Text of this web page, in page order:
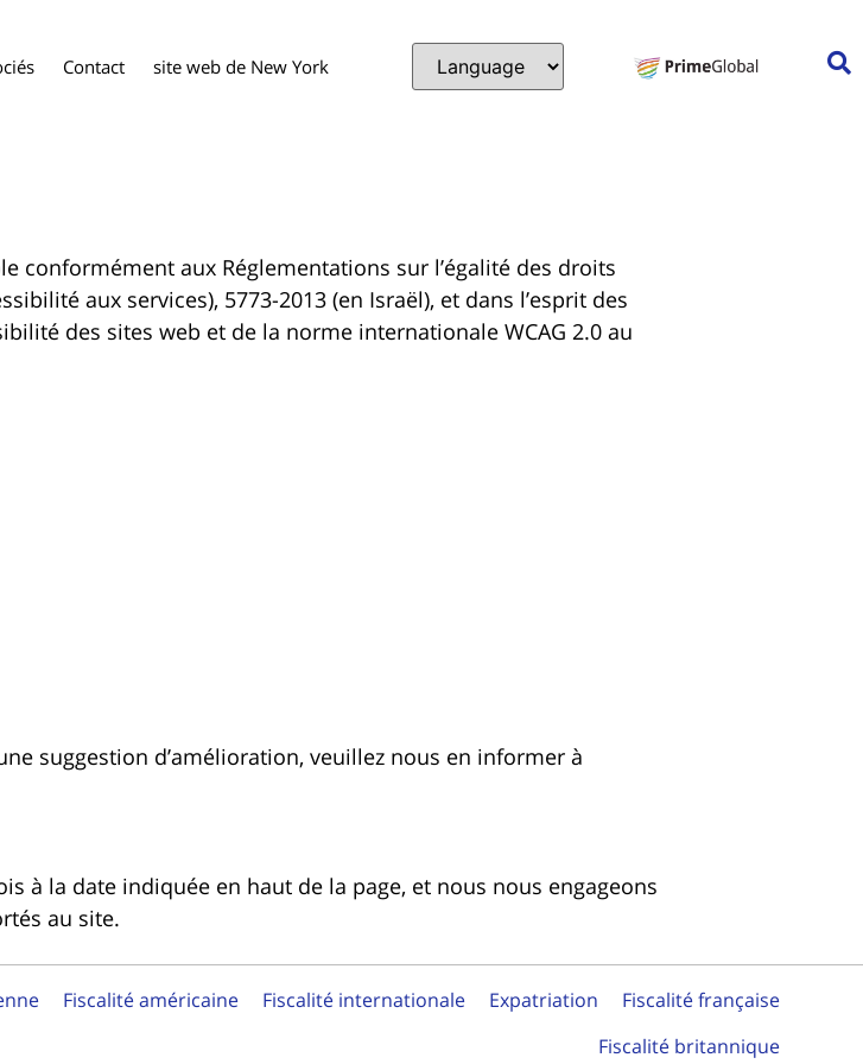
Contact site web de New York
conformément aux Réglementations sur l’égalité des droits
aux services), 5773-2013 (en Israël), et dans l’esprit des
des sites web et de la norme internationale WCAG 2.0 au
suggestion d’amélioration, veuillez nous en informer à
à la date indiquée en haut de la page, et nous nous engageons
au site.
Fiscalité américaine Fiscalité internationale Expatriation
Fiscalité française
Fiscalité britannique